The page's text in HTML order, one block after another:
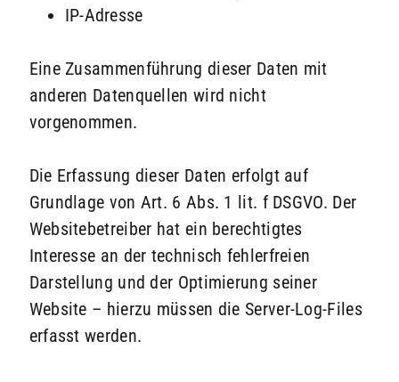
IP-Adresse
Eine Zusammenführung dieser Daten mit
anderen Datenquellen wird nicht
vorgenommen.
Die Erfassung dieser Daten erfolgt auf
Grundlage von Art. 6 Abs. 1 lit. f DSGVO. Der
Websitebetreiber hat ein berechtigtes
Interesse an der technisch fehlerfreien
Darstellung und der Optimierung seiner
Website – hierzu müssen die Server-Log-Files
erfasst werden.